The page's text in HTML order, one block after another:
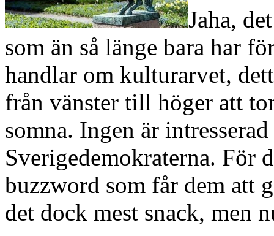
Jaha,
som än så länge bara har
handlar om kulturarvet,
från vänster till höger att
somna. Ingen är
Sverigedemokraterna. För
buzzword som får dem att
det dock mest snack, men